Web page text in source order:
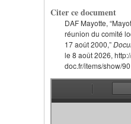
Citer ce document
DAF Mayotte,
réunion du comité
17 août 2000,”
le 8 août 2026,
doc.fr/items/show/